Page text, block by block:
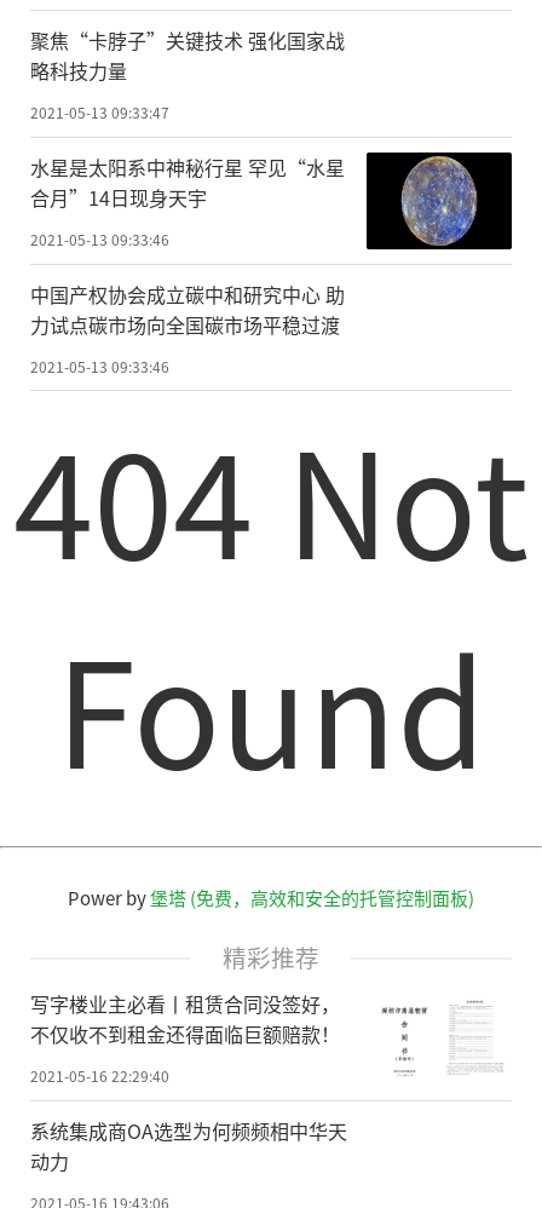
限公司组建，公司注册资本金额1012亿元人
民币，发起人包括中国广播电视网络有限公
司、战略投资者、持有或合计持有非上市省
级有线电视网络公司51%股权股东、已上市
网络公司等。
珠江数码作为中国广电的控股子公司，
将在“全国一网”的指导方针下，努力建成
一张可管可控高效安全的绿色网，一张多功
能国家数字文化传播网，一张兼具宣传文化
和综合信息服务特色的新型智慧融合网。
2020年11月2日，在由工业和信息化部、
国家广播电视总局、中央广播电视总台、广
东省人民政府共同主办的2020世界超高清视
频(4K/8K)产业发展大会开幕式上，广州市人
电)签署了战略合作框架协议，就广电5G核心
网华南中心节点落户广州达成合作意向。
双方将充分发挥广州市区位、产业和政
策资源优势，结合中国广电的网络技术资源
落地，助力广东、广州数字信息产业发展。
广电5G助力数字乡村建设
今年中央一号文件提出，要实施数字乡
村建设发展工程。广州从化区依托融媒体中
心、广电5G资源，率先在乡村建设广电5G基
站，助力区特色小镇、数字乡村建设提速增
效，为加快建设全国全省乡村振兴示范区提
聚焦“卡脖子”关键技术 强化国家战
略科技力量
2021-05-13 09:33:47
水星是太阳系中神秘行星 罕见“水星
合月”14日现身天宇
2021-05-13 09:33:46
中国产权协会成立碳中和研究中心 助
力试点碳市场向全国碳市场平稳过渡
2021-05-13 09:33:46
404 Not
Found
Power by堡塔 (免费，高效和安全的托管控制面板)
精彩推荐
写字楼业主必看丨租赁合同没签好，
不仅收不到租金还得面临巨额赔款！
2021-05-16 22:29:40
系统集成商OA选型为何频频相中华天
动力
2021-05-16 19:43:06